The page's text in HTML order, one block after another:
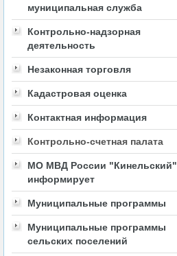
муниципальная служба
Контрольно-надзорная
деятельность
Незаконная торговля
Кадастровая оценка
Контактная информация
Контрольно-счетная палата
МО МВД России "Кинельский"
информирует
Муниципальные программы
Муниципальные программы
сельских поселений